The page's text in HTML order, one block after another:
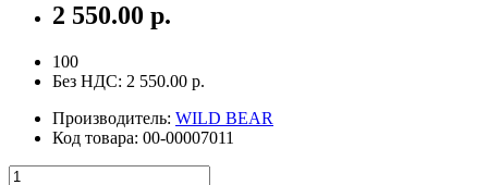
2 550.00 р.
100
Без НДС: 2 550.00 р.
Производитель: WILD BEAR
Код товара: 00-00007011